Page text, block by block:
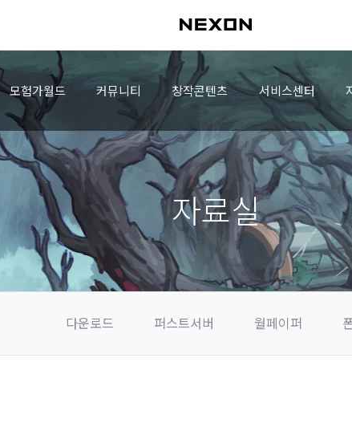
모험가월드 커뮤니티 창작콘텐츠 서비스센터
자료실
다운로드 퍼스트서버 월페이퍼